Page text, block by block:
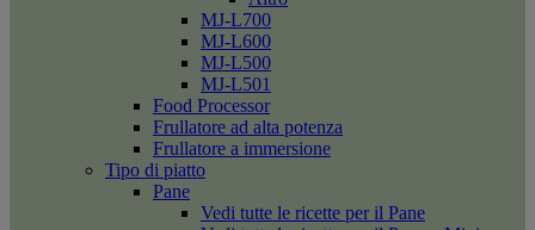
MJ-L700
MJ-L600
MJ-L500
MJ-L501
Food Processor
Frullatore ad alta potenza
Frullatore a immersione
Tipo di piatto
Pane
Vedi tutte le ricette per il Pane